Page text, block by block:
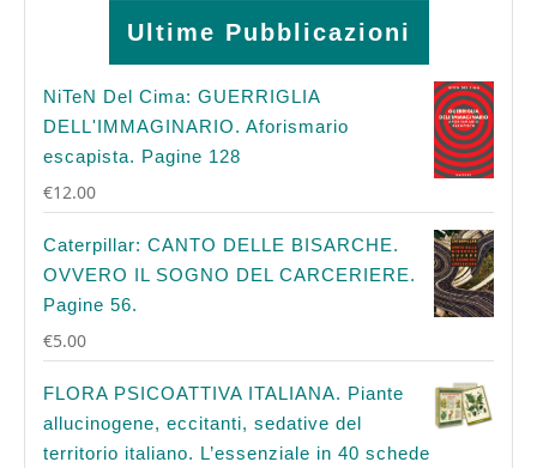
Ultime Pubblicazioni
NiTeN Del Cima: GUERRIGLIA
DELL'IMMAGINARIO. Aforismario
escapista. Pagine 128
€12.00
Caterpillar: CANTO DELLE BISARCHE.
OVVERO IL SOGNO DEL CARCERIERE.
Pagine 56.
€5.00
FLORA PSICOATTIVA ITALIANA. Piante
allucinogene, eccitanti, sedative del
territorio italiano. L’essenziale in 40 schede